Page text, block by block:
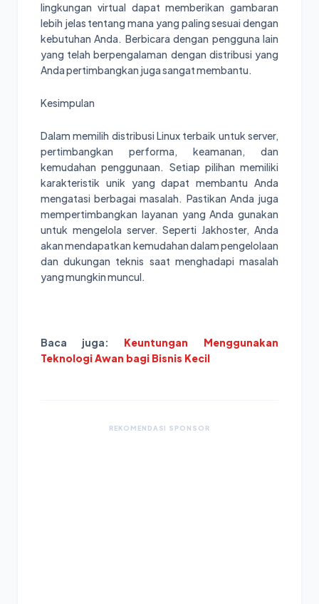
lingkungan virtual dapat memberikan gambaran
lebih jelas tentang mana yang paling sesuai dengan
kebutuhan Anda. Berbicara dengan pengguna lain
yang telah berpengalaman dengan distribusi yang
Anda pertimbangkan juga sangat membantu.
Kesimpulan
Dalam memilih distribusi Linux terbaik untuk server,
pertimbangkan performa, keamanan, dan
kemudahan penggunaan. Setiap pilihan memiliki
karakteristik unik yang dapat membantu Anda
mengatasi berbagai masalah. Pastikan Anda juga
mempertimbangkan layanan yang Anda gunakan
untuk mengelola server. Seperti Jakhoster, Anda
akan mendapatkan kemudahan dalam pengelolaan
dan dukungan teknis saat menghadapi masalah
yang mungkin muncul.
Baca juga:
Keuntungan Menggunakan
Teknologi Awan bagi Bisnis Kecil
REKOMENDASI SPONSOR